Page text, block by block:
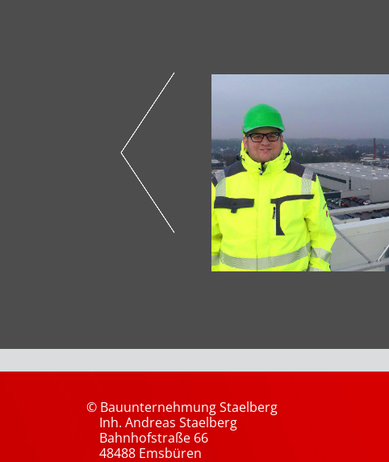
© Bauunternehmung Staelberg
Inh. Andreas Staelberg
Bahnhofstraße 66
48488 Emsbüren